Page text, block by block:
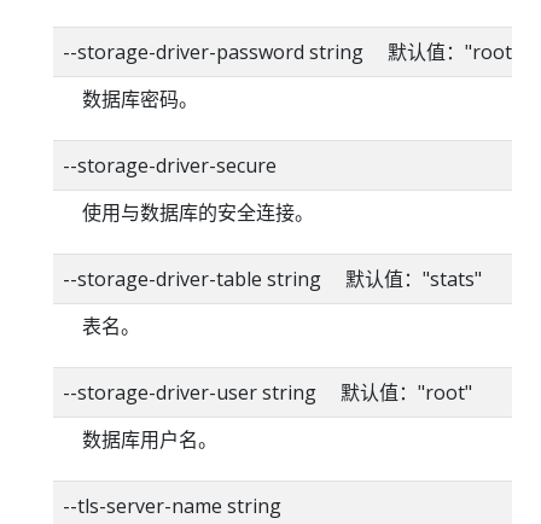
--storage-driver-password string 默认值："root"
数据库密码。
--storage-driver-secure
使用与数据库的安全连接。
--storage-driver-table string 默认值："stats"
表名。
--storage-driver-user string 默认值："root"
数据库用户名。
--tls-server-name string